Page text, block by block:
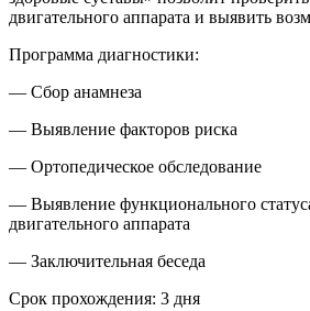
двигательного аппарата и выявить
Программа диагностики:
— Сбор анамнеза
— Выявление факторов риска
— Ортопедическое обследование
— Выявление функционального
двигательного аппарата
— Заключительная беседа
Срок прохождения: 3 дня